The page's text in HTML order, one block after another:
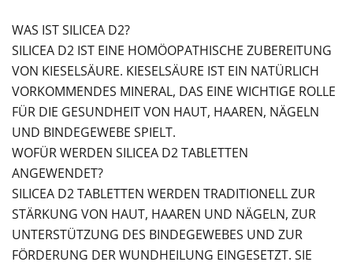
WAS IST SILICEA D2?
SILICEA D2 IST EINE HOMÖOPATHISCHE ZUBEREITUNG
VON KIESELSÄURE. KIESELSÄURE IST EIN NATÜRLICH
VORKOMMENDES MINERAL, DAS EINE WICHTIGE ROLLE
FÜR DIE GESUNDHEIT VON HAUT, HAAREN, NÄGELN
UND BINDEGEWEBE SPIELT.
WOFÜR WERDEN SILICEA D2 TABLETTEN
ANGEWENDET?
SILICEA D2 TABLETTEN WERDEN TRADITIONELL ZUR
STÄRKUNG VON HAUT, HAAREN UND NÄGELN, ZUR
UNTERSTÜTZUNG DES BINDEGEWEBES UND ZUR
FÖRDERUNG DER WUNDHEILUNG EINGESETZT. SIE